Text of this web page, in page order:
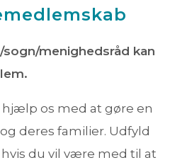
menighedsråd kan
os med at gøre en
deres familier. Udfyld
du vil være med til at